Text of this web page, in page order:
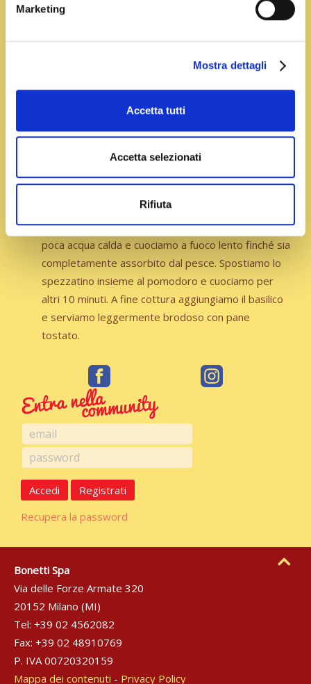
Marketing
Mostra dettagli
Accetta tutti
Accetta selezionati
Rifiuta
q.b olio evo, basilico, pepe nero, sale e olio evo
con un filo d’olio e, e aggiungiamo i pomodorini.
Aggiungiamo sale, pepe, capperi e olive, bagniamo
con un mestolo d’acqua e cuociamo per circa 10-15
antiaderente. Sfumiamo con vino bianco, lasciamo
evaporare, aggiungiamo lo zafferano stemperato in
poca acqua calda e cuociamo a fuoco lento finché sia
completamente assorbito dal pesce. Spostiamo lo
spezzatino insieme al pomodoro e cuociamo per
altri 10 minuti. A fine cottura aggiungiamo il basilico
e serviamo leggermente brodoso con pane
tostato.
Accedi
Registrati
Recupera la password
Bonetti Spa
Via delle Forze Armate 320
20152 Milano (MI)
Tel: +39 02 4562082
Fax: +39 02 48910769
P. IVA 00720320159
Mappa dei contenuti - Privacy Policy